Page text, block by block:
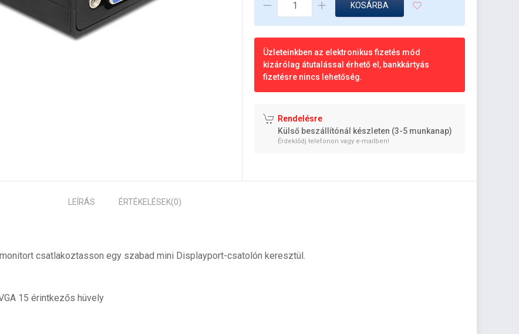
KOSÁRBA
Üzleteinkben az elektronikus fizetés mód
kizárólag átutalással érhető el, bankkártyás
fizetésre nincs lehetőség.
Rendelésre
Külső beszállítónál készleten (3-5 munkanap)
Érdeklődj telefonon vagy e-mailben!
LEÍRÁS ÉRTÉKELÉSEK(0)
csatlakoztasson egy szabad mini Displayport-csatolón keresztül.
15 érintkezős hüvely